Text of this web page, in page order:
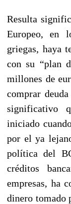
Resulta
Europeo, en
griegas, haya
con su “plan
millones de
comprar
significativo
iniciado
por el ya
política del
créditos
empresas, ha
dinero tomado